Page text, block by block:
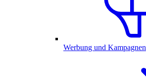
Werbung und Kampagnen